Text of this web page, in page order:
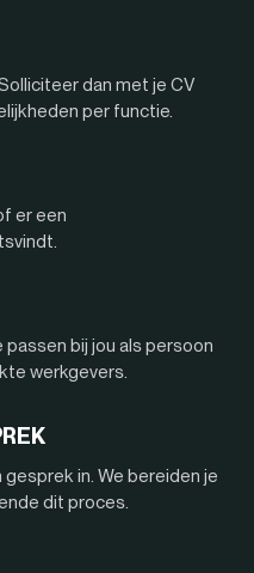
dan met je CV
per functie.
er een
bij jou als persoon
werkgevers.
in. We bereiden je
dit proces.